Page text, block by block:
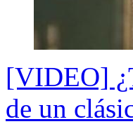
[VIDEO]
de un